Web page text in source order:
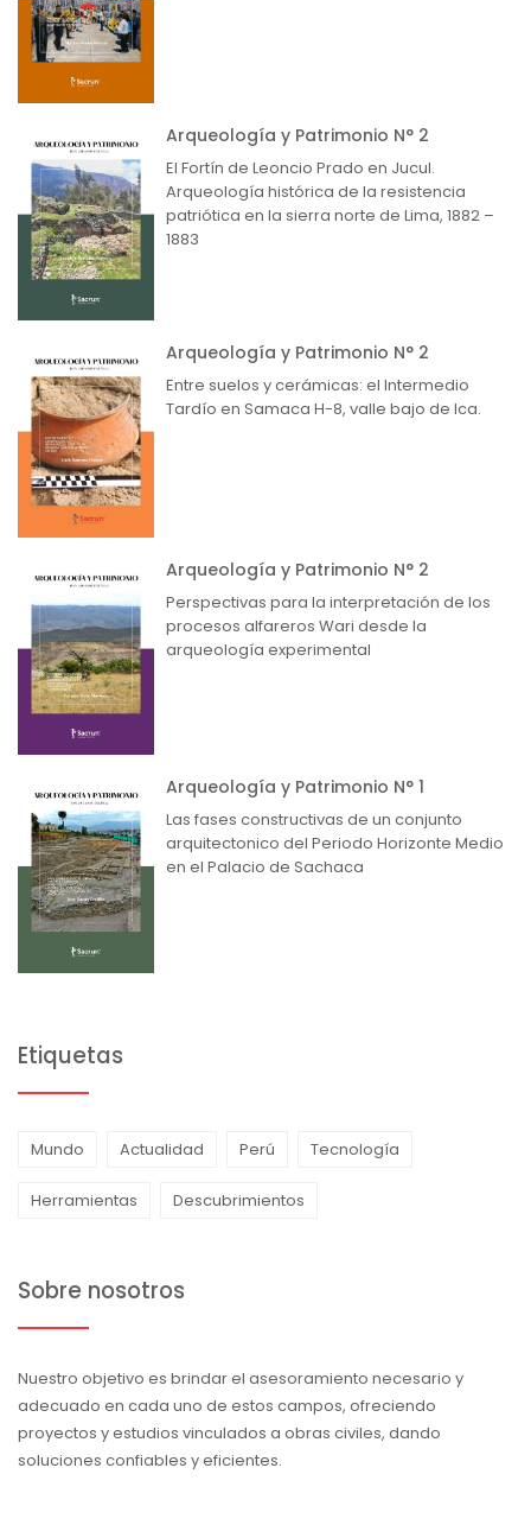
Arqueología y Patrimonio N° 2
El Fortín de Leoncio Prado en Jucul.
Arqueología histórica de la resistencia
patriótica en la sierra norte de Lima, 1882 –
1883
Arqueología y Patrimonio N° 2
Entre suelos y cerámicas: el Intermedio
Tardío en Samaca H-8, valle bajo de Ica.
Arqueología y Patrimonio N° 2
Perspectivas para la interpretación de los
procesos alfareros Wari desde la
arqueología experimental
Arqueología y Patrimonio N° 1
Las fases constructivas de un conjunto
arquitectonico del Periodo Horizonte Medio
en el Palacio de Sachaca
Etiquetas
Mundo Actualidad Perú Tecnología
Herramientas Descubrimientos
Sobre nosotros
Nuestro objetivo es brindar el asesoramiento necesario y
adecuado en cada uno de estos campos, ofreciendo
proyectos y estudios vinculados a obras civiles, dando
soluciones confiables y eficientes.